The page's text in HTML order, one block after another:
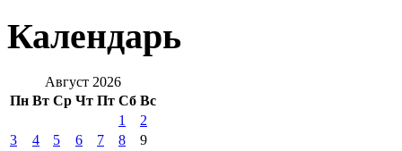
Календарь
Август 2026
Пн Вт Ср Чт Пт Сб Вс
1
2
3
4 5 6 7 8
9